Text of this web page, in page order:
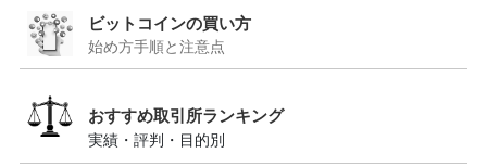
ビットコインの買い方
始め方手順と注意点
おすすめ取引所ランキング
実績・評判・目的別